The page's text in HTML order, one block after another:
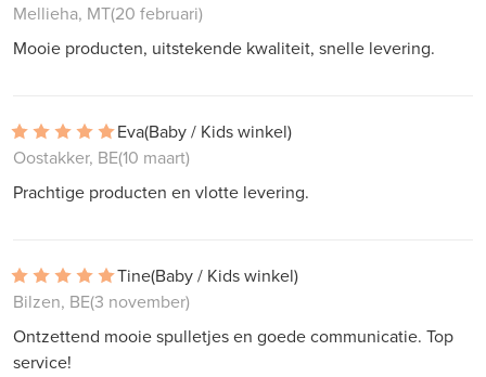
Mellieha, MT(20 februari)
Mooie producten, uitstekende kwaliteit, snelle levering.
Eva(Baby / Kids winkel)
Oostakker, BE(10 maart)
Prachtige producten en vlotte levering.
Tine(Baby / Kids winkel)
Bilzen, BE(3 november)
Ontzettend mooie spulletjes en goede communicatie. Top
service!